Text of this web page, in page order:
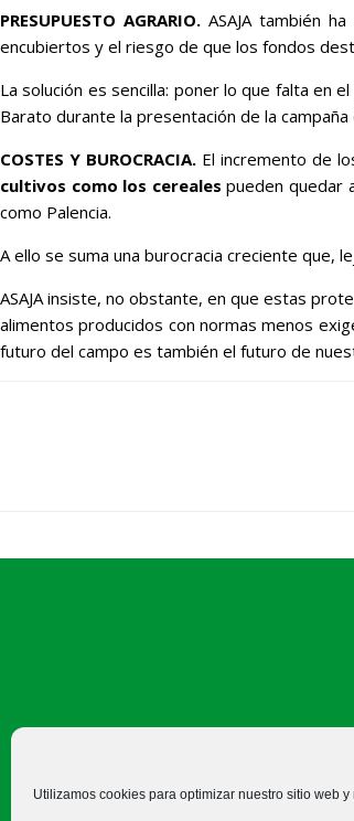
Utilizamos cookies para optimizar nuestro sitio web y
PRESUPUESTO AGRARIO. ASAJA también
encubiertos y el riesgo de que los fondos
La solución es sencilla: poner lo que falta en
Barato durante la presentación de la
COSTES Y BUROCRACIA. El incremento de
cultivos como los cereales pueden quedar
como Palencia.
A ello se suma una burocracia creciente que,
ASAJA insiste, no obstante, en que estas
alimentos producidos con normas menos
futuro del campo es también el futuro de